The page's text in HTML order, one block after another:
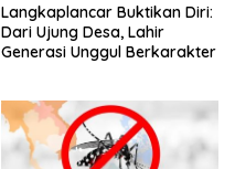
Langkaplancar Buktikan Diri:
Dari Ujung Desa, Lahir
Generasi Unggul Berkarakter